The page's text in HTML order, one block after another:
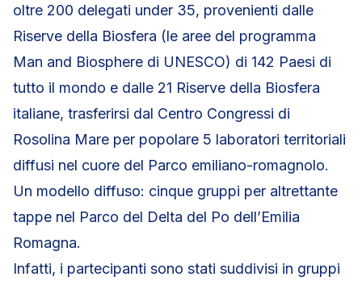
oltre 200 delegati under 35, provenienti dalle
Riserve della Biosfera (le aree del programma
Man and Biosphere di UNESCO) di 142 Paesi di
tutto il mondo e dalle 21 Riserve della Biosfera
italiane, trasferirsi dal Centro Congressi di
Rosolina Mare per popolare 5 laboratori territoriali
diffusi nel cuore del Parco emiliano-romagnolo.
Un modello diffuso: cinque gruppi per altrettante
tappe nel Parco del Delta del Po dell’Emilia
Romagna.
Infatti, i partecipanti sono stati suddivisi in gruppi